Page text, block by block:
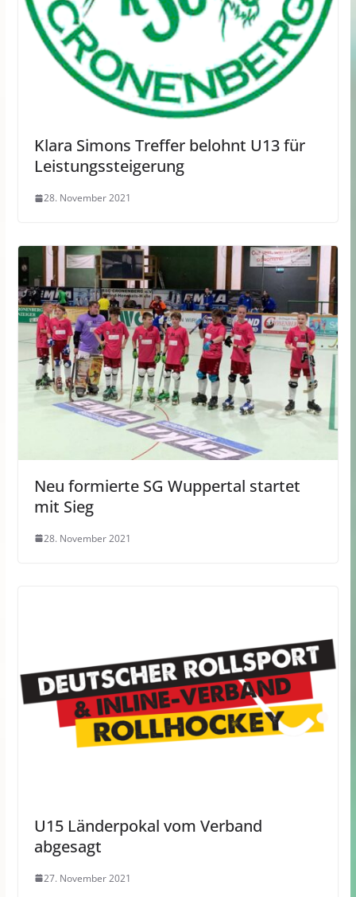
Klara Simons Treffer belohnt U13 für
Leistungssteigerung
28. November 2021
Neu formierte SG Wuppertal startet
mit Sieg
28. November 2021
U15 Länderpokal vom Verband
abgesagt
27. November 2021